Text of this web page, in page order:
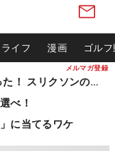
メルマガ登録
ライフ 漫画 ゴル
『4』が消え『R』が加わった！ スリクソンの新作
べ！
に当てるワケ